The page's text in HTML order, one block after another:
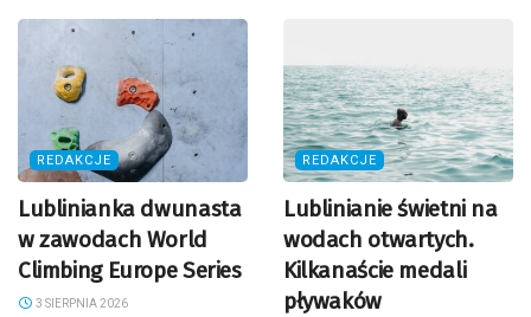
REDAKCJE
Lublinianka dwunasta
w zawodach World
Climbing Europe Series
3 SIERPNIA 2026
REDAKCJE
Lublinianie świetni na
wodach otwartych.
Kilkanaście medali
pływaków